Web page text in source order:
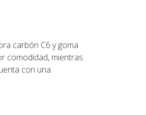
carbón C6 y goma
comodidad, mientras
con una